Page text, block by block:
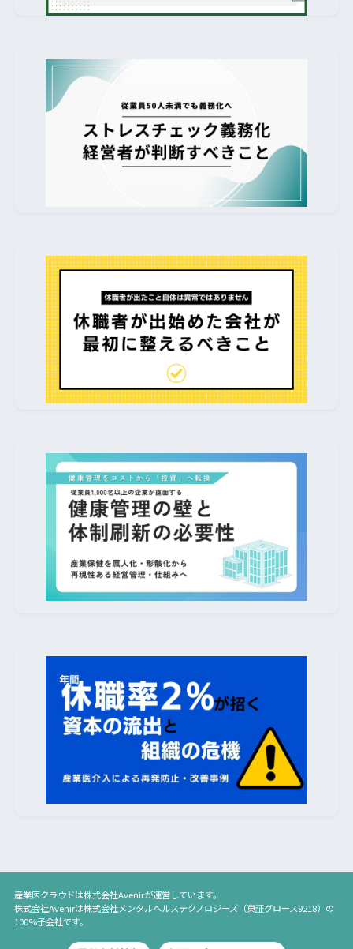
産業医クラウドは株式会社Avenirが運営しています。
株式会社Avenirは株式会社メンタルヘルステクノロジーズ（東証グロース9218）の
100%子会社です。